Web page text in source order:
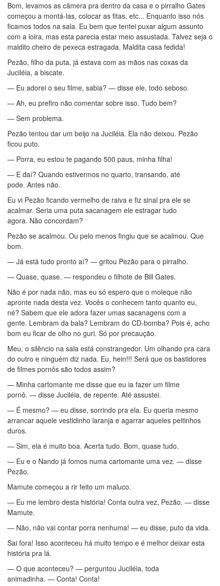
Bom, levamos as câmera pra dentro da casa e o pirralho Gates
começou a montá-las, colocar as fitas, etc... Enquanto isso nós
ficamos todos na sala. Eu bem que tentei puxar algum assunto
com a loira, mas esta parecia estar meio assustada. Talvez seja o
maldito cheiro de pexeca estragada. Maldita casa fedida!
Pezão, filho da puta, já estava com as mãos nas coxas da
Juciléia, a biscate.
— Eu adorei o seu filme, sabia? — disse ele, todo seboso.
— Ah, eu prefiro não comentar sobre isso. Tudo bem?
— Sem problema.
Pezão tentou dar um beijo na Juciléia. Ela não deixou. Pezão
ficou puto.
— Porra, eu estou te pagando 500 paus, minha filha!
— E daí? Quando estivermos no quarto, transando, até
pode. Antes não.
Eu vi Pezão ficando vermelho de raiva e fiz sinal pra ele se
acalmar. Seria uma puta sacanagem ele estragar tudo
agora. Não concordam?
Pezão se acalmou. Ou pelo menos fingiu que se acalmou. Que
bom.
— Já está tudo pronto aí? — gritou Pezão para o pirralho.
— Quase, quase. — respondeu o filhote de Bill Gates.
Não é por nada não, mas eu só espero que o moleque não
apronte nada desta vez. Vocês o conhecem tanto quanto eu,
né? Sabem que ele adora fazer umas sacanagens com a
gente. Lembram da bala? Lembram do CD-bomba? Pois é, acho
bom eu ficar de olho no guri. Só por precaução.
Meu, o silêncio na sala está constrangedor. Um olhando pra cara
do outro e ninguém diz nada. Eu, hein!!! Será que os bastidores
de filmes pornôs são todos assim?
— Minha cartomante me disse que eu ia fazer um filme
pornô. — disse Juciléia, de repente. Até assustei.
— É mesmo? — eu disse, sorrindo pra ela. Eu queria mesmo
arrancar aquele vestidinho laranja e agarrar aqueles peitinhos
duros.
— Sim, ela é muito boa. Acerta tudo. Bom, quase tudo.
— Eu e o Nando já fomos numa cartomante uma vez. — disse
Pezão.
Mamute começou a rir feito um maluco.
— Eu me lembro desta história! Conta outra vez, Pezão. — disse
Mamute.
— Não, não vai contar porra nenhuma! — eu disse, puto da vida.
Sai fora! Isso aconteceu há muito tempo e é melhor deixar esta
história pra lá.
— O que aconteceu? — perguntou Juciléia, toda
animadinha. — Conta! Conta!